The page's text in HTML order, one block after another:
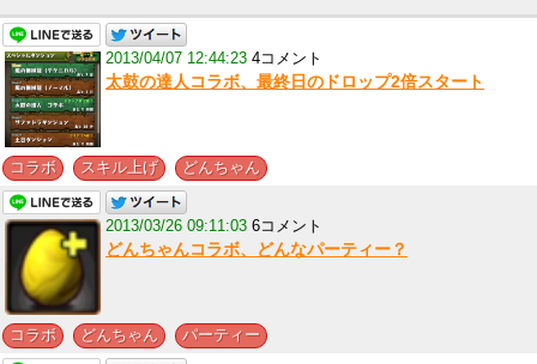
2013/04/07 12:44:23 4コメント
太鼓の達人コラボ、最終日のドロップ2倍スタート
コラボ スキル上げ どんちゃん
2013/03/26 09:11:03 6コメント
どんちゃんコラボ、どんなパーティー？
コラボ どんちゃん パーティー